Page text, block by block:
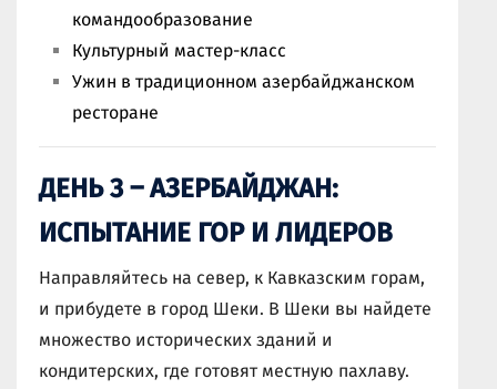
командообразование
Культурный мастер-класс
Ужин в традиционном азербайджанском
ресторане
ДЕНЬ 3 – АЗЕРБАЙДЖАН:
ИСПЫТАНИЕ ГОР И ЛИДЕРОВ
Направляйтесь на север, к Кавказским горам,
и прибудете в город Шеки. В Шеки вы найдете
множество исторических зданий и
кондитерских, где готовят местную пахлаву.